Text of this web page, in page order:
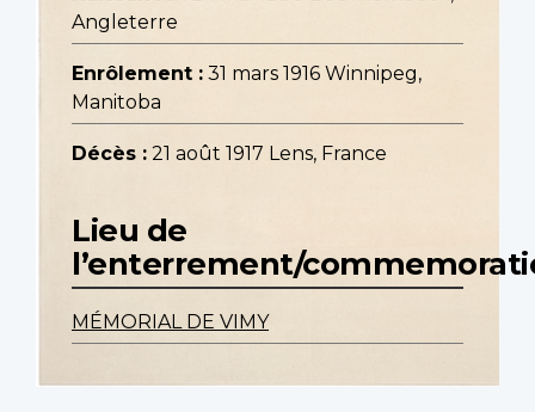
Angleterre
Enrôlement : 31 mars 1916 Winnipeg,
Manitoba
Décès : 21 août 1917 Lens, France
Lieu de
l’enterrement/
MÉMORIAL DE VIMY